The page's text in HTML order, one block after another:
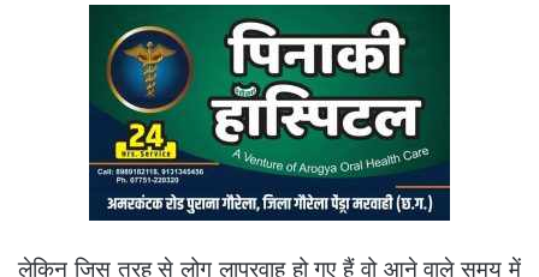
लेकिन जिस तरह से लोग लापरवाह हो गए हैं वो आने वाले समय में